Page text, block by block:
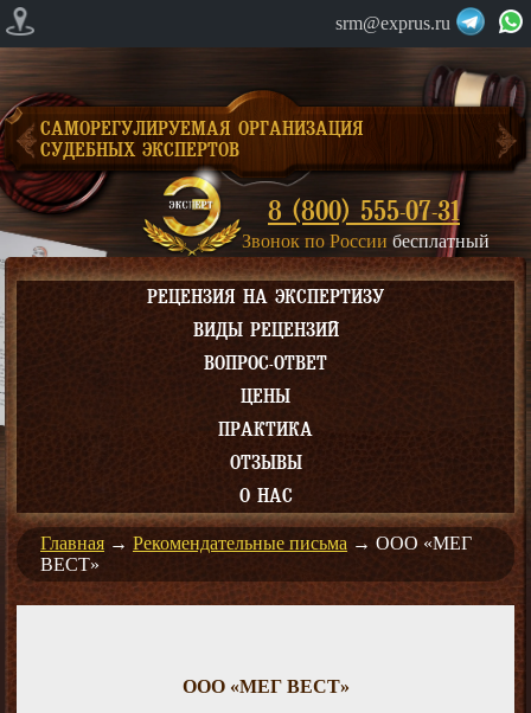
srm@exprus.ru
САМОРЕГУЛИРУЕМАЯ ОРГАНИЗАЦИЯ
СУДЕБНЫХ ЭКСПЕРТОВ
8 (800) 555-07-31
Звонок по России бесплатный
РЕЦЕНЗИЯ НА ЭКСПЕРТИЗУ
ВИДЫ РЕЦЕНЗИЙ
ВОПРОС-ОТВЕТ
ЦЕНЫ
ПРАКТИКА
ОТЗЫВЫ
О НАС
Главная → Рекомендательные письма → ООО «МЕГ
ВЕСТ»
ООО «МЕГ ВЕСТ»